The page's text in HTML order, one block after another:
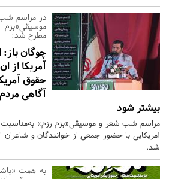
در مراسم
مطرح شد:
چوگان
آمریکا از
حقوق
آگاهی
بیشتر شود
مراسم شب شعر و موسیقی«بزم رزم»
آمریکایی با حضور جمعی از خوانندگان و شاعران
شد.
به همت